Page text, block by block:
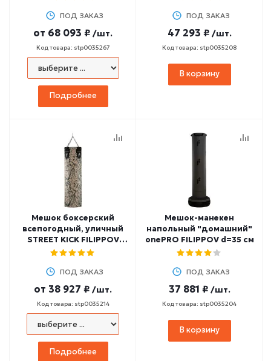
ПОД ЗАКАЗ
от 68 093 ₽ /шт.
Код товара: stp0035267
Подробнее
ПОД ЗАКАЗ
47 293 ₽ /шт.
Код товара: stp0035208
В корзину
Мешок боксерский
всепогодный, уличный
STREET KICK FILIPPOV
(антивандальный пвх
ПОД ЗАКАЗ
от 38 927 ₽ /шт.
Код товара: stp0035214
Подробнее
Мешок-манекен
напольный "домашний"
onePRO FILIPPOV d=35 см
ПОД ЗАКАЗ
37 881 ₽ /шт.
Код товара: stp0035204
В корзину